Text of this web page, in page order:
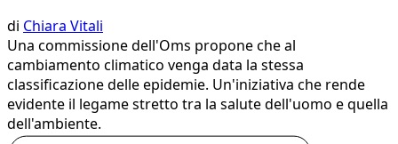
di Chiara Vitali
Una commissione dell'Oms propone che al
cambiamento climatico venga data la stessa
classificazione delle epidemie. Un'iniziativa che rende
evidente il legame stretto tra la salute dell'uomo e quella
dell'ambiente.